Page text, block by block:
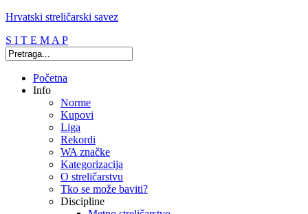
Hrvatski streličarski savez
S I T E M A P
Početna
Info
Norme
Kupovi
Liga
Rekordi
WA značke
Kategorizacija
O streličarstvu
Tko se može baviti?
Discipline